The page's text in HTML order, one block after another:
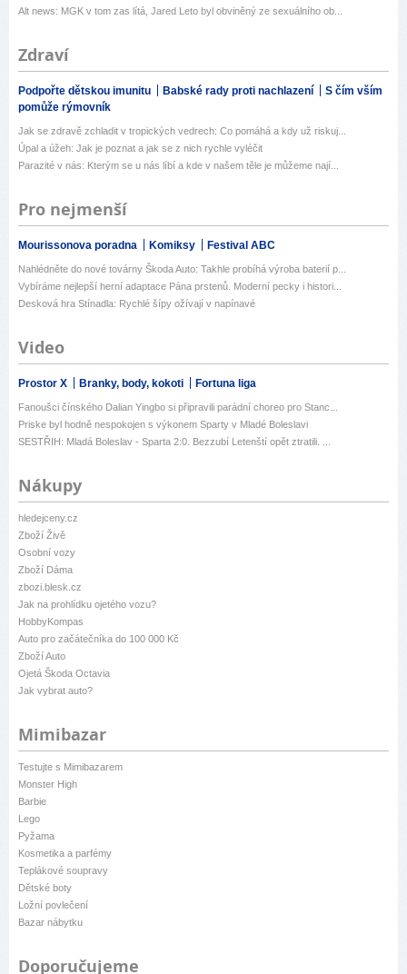
Alt news: MGK v tom zas lítá, Jared Leto byl obviněný ze sexuálního ob...
Zdraví
Podpořte dětskou imunitu Babské rady proti nachlazení
S čím vším
pomůže rýmovník
Jak se zdravě zchladit v tropických vedrech: Co pomáhá a kdy už riskuj...
Úpal a úžeh: Jak je poznat a jak se z nich rychle vyléčit
Parazité v nás: Kterým se u nás líbí a kde v našem těle je můžeme nají...
Pro nejmenší
Mourissonova poradna Komiksy Festival ABC
Nahlédněte do nové továrny Škoda Auto: Takhle probíhá výroba baterií p...
Vybíráme nejlepší herní adaptace Pána prstenů. Moderní pecky i histori...
Desková hra Stínadla: Rychlé šípy ožívají v napínavé
Video
Prostor X Branky, body, kokoti Fortuna liga
Fanoušci čínského Dalian Yingbo si připravili parádní choreo pro Stanc...
Priske byl hodně nespokojen s výkonem Sparty v Mladé Boleslavi
SESTŘIH: Mladá Boleslav - Sparta 2:0. Bezzubí Letenští opět ztratili. ...
Nákupy
hledejceny.cz
Zboží Živě
Osobní vozy
Zboží Dáma
zbozi.blesk.cz
Jak na prohlídku ojetého vozu?
HobbyKompas
Auto pro začátečníka do 100 000 Kč
Zboží Auto
Ojetá Škoda Octavia
Jak vybrat auto?
Mimibazar
Testujte s Mimibazarem
Monster High
Barbie
Lego
Pyžama
Kosmetika a parfémy
Teplákové soupravy
Dětské boty
Ložní povlečení
Bazar nábytku
Doporučujeme